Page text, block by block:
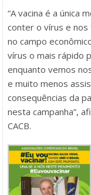
“A vacina é a única
conter o vírus e
no campo
vírus o mais rápido
enquanto vemos
e muito menos
consequências da
nesta campanha”,
CACB.